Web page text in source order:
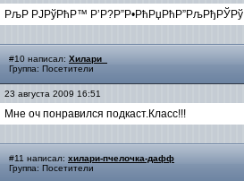
РљР РЈРўРћР™ Р’Р?Р”Р•РћРџРћР”РљРђРЎРў
#10 написал: Хилари_
Группа: Посетители
23 августа 2009 16:51
Мне оч понравился подкаст.Класс!!!
#11 написал: хилари-пчелочка-дафф
Группа: Посетители